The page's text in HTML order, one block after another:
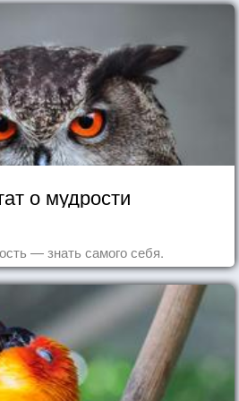
о мудрости
— знать самого себя.